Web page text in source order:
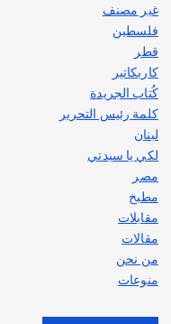
غير مصنف
فلسطين
قطر
كاريكاتير
كُتاب الجريدة
كلمة رئيس التحرير
لبنان
لكي يا سيدتي
مصر
مطبخ
مقابلات
مقالات
من نحن
منوعات